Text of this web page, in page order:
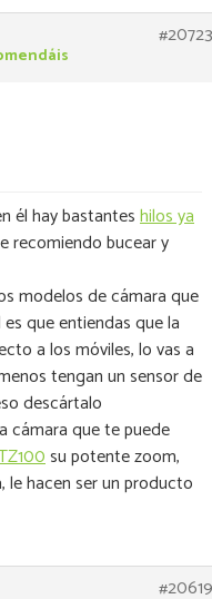
#20723
él hay bastanteshilos ya
recomiendo bucear y
modelos de cámara que
que entiendas que la
a los móviles, lo vas a
tengan un sensor de
descártalo
cámara que te puede
su potente zoom,
hacen ser un producto
#20619